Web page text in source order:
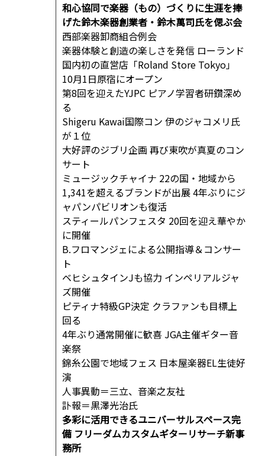
和心協同で楽器（もの）づくりに生涯を捧
げた鈴木楽器創業者・鈴木萬司氏を偲ぶ会
西部楽器卸商組合例会
楽器体験と創造の楽しさを発信 ローランド
国内初の直営店「Roland Store Tokyo」
10月1日原宿にオープン
第8回を迎えたYJPC ピアノ学習者研鑽深め
る
Shigeru Kawai国際コン 伊のジャコメリ氏
が１位
大好評のジブリ企画 再び東吹が真夏のコン
サート
ミュージックチャイナ 22の国・地域から
1,341を超えるブランドが出展 4年ぶりにジ
ャパンパビリオンも復活
スティールパンフェスタ 20回を迎え華やか
に開催
B.フロマンジェによる公開指導＆コンサー
ト
ベヒシュタインJも協力 インペリアルジャ
ズ開催
ピティナ特級GP決定 クラファンも目標上
回る
4年ぶり通常開催に歓喜 JGA主催ギター音
楽祭
錦糸公園で地域フェス 日本屋楽器EL生徒好
演
人事異動＝三立、音楽之友社
訃報＝黒澤光治氏
多彩に活用できるユニバーサルスペース完
備 フリーダムカスタムギターリサーチ新事
務所